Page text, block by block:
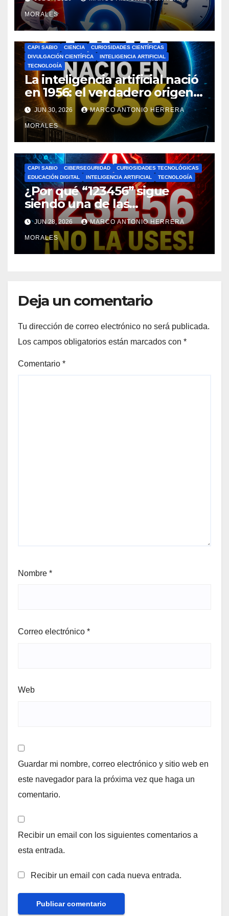
MORALES
CAPI SABIO CIENCIA
CURIOSIDADES CIENTÍFICAS
DIVULGACIÓN CIENTÍFICA
INTELIGENCIA ARTIFICIAL
TECNOLOGÍA
La inteligencia artificial nació
en 1956: el verdadero origen
de la IA que cambió el mundo
JUN 30, 2026 MARCO ANTONIO HERRERA
MORALES
CAPI SABIO CIBERSEGURIDAD
CURIOSIDADES TECNOLÓGICAS
EDUCACIÓN DIGITAL
INTELIGENCIA ARTIFICIAL TECNOLOGÍA
¿Por qué “123456” sigue
siendo una de las
contraseñas más usadas y
peligrosas del mundo?
JUN 28, 2026 MARCO ANTONIO HERRERA
MORALES
Deja un comentario
Tu dirección de correo electrónico no será publicada.
Los campos obligatorios están marcados con *
Comentario *
Nombre *
Correo electrónico *
Web
Guardar mi nombre, correo electrónico y sitio web en
este navegador para la próxima vez que haga un
comentario.
Recibir un email con los siguientes comentarios a
esta entrada.
Recibir un email con cada nueva entrada.